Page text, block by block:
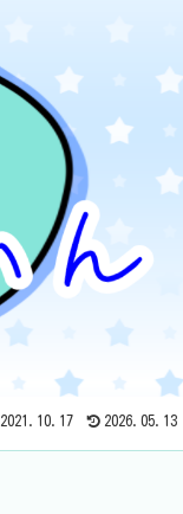
2021.10.17 2026.05.13